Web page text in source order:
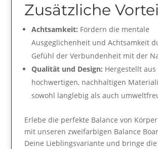
Zusätzliche
Achtsamkeit: Fördern die mentale
Ausgeglichenheit und Achtsamkeit
Gefühl der Verbundenheit mit der
Qualität und Design: Hergestellt aus
hochwertigen, nachhaltigen
sowohl langlebig als auch
Erlebe die perfekte Balance von
mit unseren zweifarbigen Balance
Deine Lieblingsvariante und bringe